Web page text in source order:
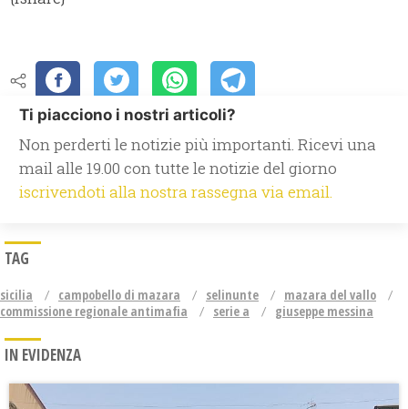
Ti piacciono i nostri articoli?
Non perderti le notizie più importanti. Ricevi una
mail alle 19.00 con tutte le notizie del giorno
iscrivendoti alla nostra rassegna via email.
TAG
sicilia campobello di mazara selinunte
mazara del vallo
commissione regionale antimafia
serie a giuseppe messina
IN EVIDENZA